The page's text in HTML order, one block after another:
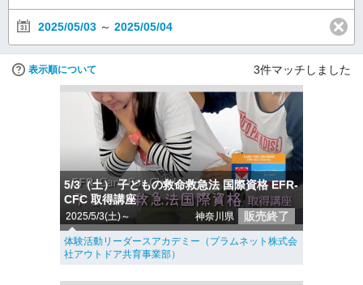
2025/05/03 ～ 2025/05/04
表示順について 3件マッチしました
5/3（土） 子どもの救命救急法 国際資格 EFR-
CFC 取得講座
2025/5/3(土)～ 神奈川県 販売終了
体験活動リーダースアカデミー（プラムネット株式会
社アウトドア共育事業部）